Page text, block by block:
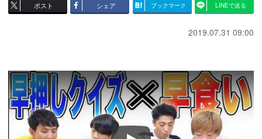
ポスト シェア ブックマーク LINEで送る
2019.07.31 09:00